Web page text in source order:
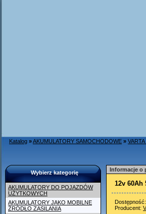
Katalog »AKUMULATORY SAMOCHODOWE »
Wybierz kategorię
AKUMULATORY DO POJAZDÓW
UŻYTKOWYCH
AKUMULATORY JAKO MOBILNE
ŹRÓDŁO ZASILANIA
Informacje o
12v 60Ah
Dostępność:
Producent: